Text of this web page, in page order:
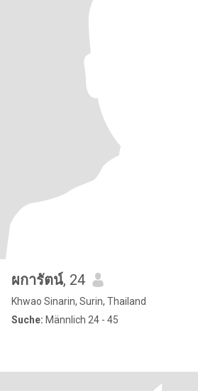
ผการัตน์, 24
Khwao Sinarin, Surin, Thailand
Suche: Männlich 24 - 45